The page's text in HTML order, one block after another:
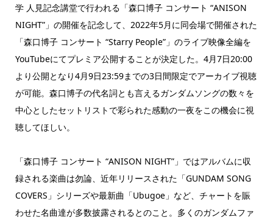
学 人見記念講堂で行われる「森口博子 コンサート “ANISON
NIGHT”」の開催を記念して、2022年5月に同会場で開催された
「森口博子 コンサート “Starry People”」のライブ映像全編を
YouTubeにてプレミア公開することが決定した。4月7日20:00
より公開となり4月9日23:59までの3日間限定でアーカイブ視聴
が可能。森口博子の代名詞とも言えるガンダムソングの数々を
中心としたセットリストで彩られた感動の一夜をこの機会に視
聴してほしい。
「森口博子 コンサート “ANISON NIGHT”」ではアルバムに収
録される楽曲は勿論、近年リリースされた「GUNDAM SONG
COVERS」シリーズや最新曲「Ubugoe」など、チャートを賑
わせた名曲達が多数披露されるとのこと。多くのガンダムファ